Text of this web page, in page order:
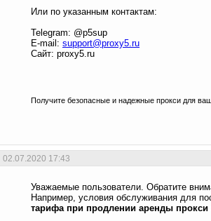
Или по указанным контактам:
Telegram: @p5sup
E-mail: support@proxy5.ru
Сайт: proxy5.ru
Получите безопасные и надежные прокси для
02.07.2020 17:43
Уважаемые пользователи. Обратите
Например, условия обслуживания для
тарифа при продлении аренды прокси